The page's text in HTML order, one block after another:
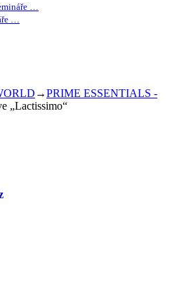
…
…
→PRIME ESSENTIALS -
„Lactissimo“